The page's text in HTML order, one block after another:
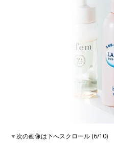
▼次の画像は下へスクロール (6/10)